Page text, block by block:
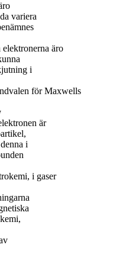
variera
äro
i
för Maxwells
är
i
i gaser